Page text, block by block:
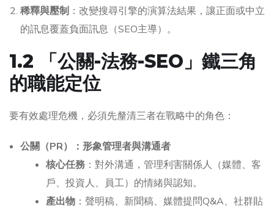
稀釋與壓制 ：改變搜尋引擎的演算法結果，讓正面或中立
的訊息覆蓋負面訊息（SEO主導）。
1.2 「公關-法務-SEO」鐵三角
的職能定位
要有效處理危機，必須先釐清三者在戰略中的角色：
公關（PR）：形象管理者與溝通者
核心任務 ：對外溝通，管理利害關係人（媒體、客
戶、投資人、員工）的情緒與認知。
產出物 ：聲明稿、新聞稿、媒體提問Q&A、社群貼